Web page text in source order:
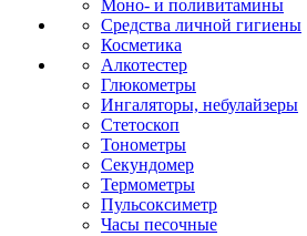
Моно- и поливитамины
Средства личной гигиены
Косметика
Алкотестер
Глюкометры
Ингаляторы, небулайзеры
Стетоскоп
Тонометры
Секундомер
Термометры
Пульсоксиметр
Часы песочные